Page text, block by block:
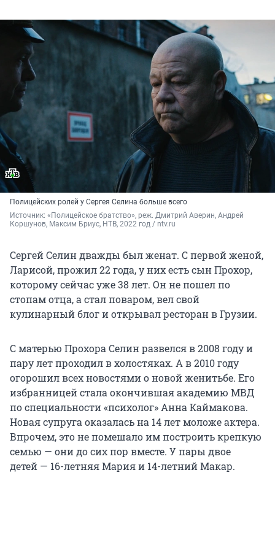
Полицейских ролей у Сергея Селина больше всего
Источник: «Полицейское братство», реж. Дмитрий Аверин, Андрей
Коршунов, Максим Бриус, НТВ, 2022 год / ntv.ru
Сергей Селин дважды был женат. С первой женой,
Ларисой, прожил 22 года, у них есть сын Прохор,
которому сейчас уже 38 лет. Он не пошел по
стопам отца, а стал поваром, вел свой
кулинарный блог и открывал ресторан в Грузии.
С матерью Прохора Селин развелся в 2008 году и
пару лет проходил в холостяках. А в 2010 году
огорошил всех новостями о новой женитьбе. Его
избранницей стала окончившая академию МВД
по специальности «психолог» Анна Каймакова.
Новая супруга оказалась на 14 лет моложе актера.
Впрочем, это не помешало им построить крепкую
семью — они до сих пор вместе. У пары двое
детей — 16-летняя Мария и 14-летний Макар.